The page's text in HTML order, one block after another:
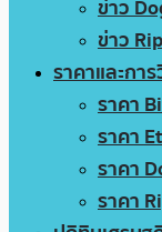
ข่าว
ข่าว
ราคาและการ
ราคา
ราคา
ราคา
ราคา